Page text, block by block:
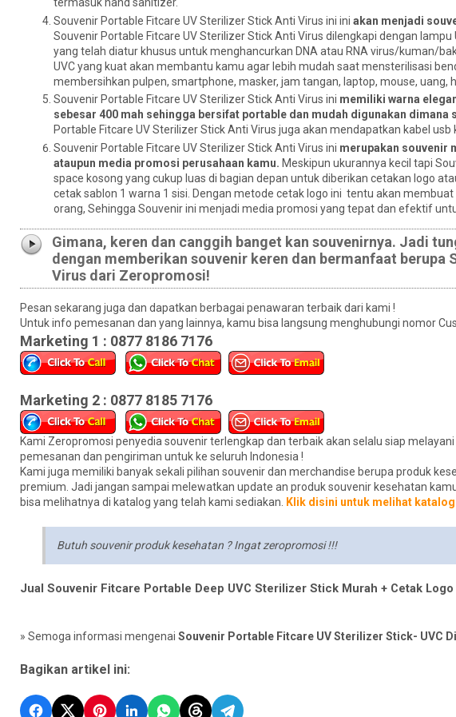
Souvenir Portable Fitcare UV Sterilizer Stick Anti Virus ini ini akan menjadi
Souvenir Portable Fitcare UV Sterilizer Stick Anti Virus dilengkapi dengan
yang telah diatur khusus untuk menghancurkan DNA atau RNA virus/kuman/
UVC yang kuat akan membantu kamu agar lebih mudah saat mensterilisasi
membersihkan pulpen, smartphone, masker, jam tangan, laptop, mouse, uang,
Souvenir Portable Fitcare UV Sterilizer Stick Anti Virus ini memiliki warna
sebesar 400 mah sehingga bersifat portable dan mudah digunakan dimana
Portable Fitcare UV Sterilizer Stick Anti Virus juga akan mendapatkan kabel
Souvenir Portable Fitcare UV Sterilizer Stick Anti Virus ini merupakan souvenir
ataupun media promosi perusahaan kamu. Meskipun ukurannya kecil tapi
space kosong yang cukup luas di bagian depan untuk diberikan cetakan logo
cetak sablon 1 warna 1 sisi. Dengan metode cetak logo ini tentu akan
orang, Sehingga Souvenir ini menjadi media promosi yang tepat dan efektif
Gimana, keren dan canggih banget kan souvenirnya. Jadi
dengan memberikan souvenir keren dan bermanfaat
Virus dari Zeropromosi!
Pesan sekarang juga dan dapatkan berbagai penawaran terbaik dari kami !
Untuk info pemesanan dan yang lainnya, kamu bisa langsung menghubungi nomor
Marketing 1 : 0877 8186 7176
Marketing 2 : 0877 8185 7176
Kami Zeropromosi penyedia souvenir terlengkap dan terbaik akan selalu siap
pemesanan dan pengiriman untuk ke seluruh Indonesia !
Kami juga memiliki banyak sekali pilihan souvenir dan merchandise berupa produk
premium. Jadi jangan sampai melewatkan update an produk souvenir kesehatan
bisa melihatnya di katalog yang telah kami sediakan. Klik disini untuk melihat katalog
Butuh souvenir produk kesehatan ? Ingat zeropromosi !!!
Jual Souvenir Fitcare Portable Deep UVC Sterilizer Stick Murah + Cetak Logo
» Semoga informasi mengenai Souvenir Portable Fitcare UV Sterilizer Stick- UVC
Bagikan artikel ini: